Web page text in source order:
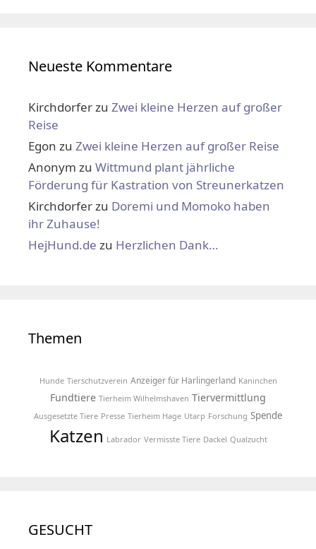
Neueste Kommentare
Kirchdorferzu Zwei kleine Herzen auf großer
Reise
Egon zu Zwei kleine Herzen auf großer Reise
Anonym zu Wittmund plant jährliche
Förderung für Kastration von Streunerkatzen
Kirchdorferzu Doremi und Momoko haben
ihr Zuhause!
HejHund.de zu Herzlichen Dank…
Themen
Hunde Tierschutzverein Anzeiger für Harlingerland Kaninchen
Fundtiere Tierheim Wilhelmshaven Tiervermittlung
Ausgesetzte Tiere Presse Tierheim Hage Utarp Forschung Spende
Katzen Labrador Vermisste Tiere Dackel Qualzucht
GESUCHT